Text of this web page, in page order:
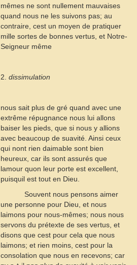
mêmes ne sont nullement mauvaises
quand nous ne les suivons pas; au
contraire, cest un moyen de pratiquer
mille sortes de bonnes vertus, et Notre-
Seigneur même
2. dissimulation
nous sait plus de gré quand avec une
extrême répugnance nous lui allons
baiser les pieds, que si nous y allions
avec beaucoup de suavité. Ainsi ceux
qui nont rien daimable sont bien
heureux, car ils sont assurés que
lamour quon leur porte est excellent,
puisquil est tout en Dieu.
Souvent nous pensons aimer
une personne pour Dieu, et nous
laimons pour nous-mêmes; nous nous
servons du prétexte de ses vertus, et
disons que cest pour cela que nous
laimons; et rien moins, cest pour la
consolation que nous en recevons; car